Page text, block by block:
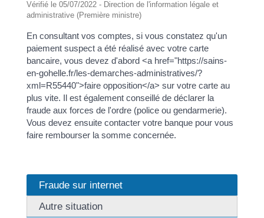
Vérifié le 05/07/2022 - Direction de l'information légale et
administrative (Première ministre)
En consultant vos comptes, si vous constatez qu'un
paiement suspect a été réalisé avec votre carte
bancaire, vous devez d'abord <a href="https://sains-
en-gohelle.fr/les-demarches-administratives/?
xml=R55440">faire opposition</a> sur votre carte au
plus vite. Il est également conseillé de déclarer la
fraude aux forces de l'ordre (police ou gendarmerie).
Vous devez ensuite contacter votre banque pour vous
faire rembourser la somme concernée.
Fraude sur internet
Autre situation